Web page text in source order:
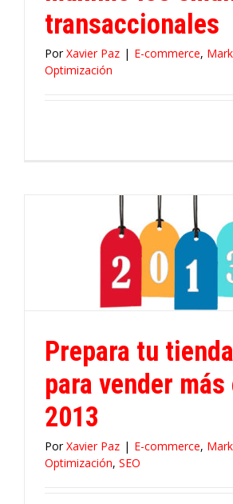
transaccionales
PorXavier Paz | E-commerce,
Optimización
Prepara tu
para vender más
2013
PorXavier Paz | E-commerce,
Optimización, SEO